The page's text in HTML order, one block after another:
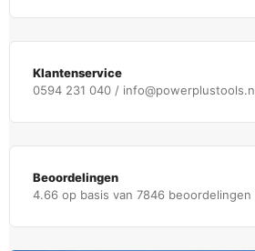
Klantenservice
0594 231 040 /
Beoordelingen
4.66 op basis van 7846 beoordelingen